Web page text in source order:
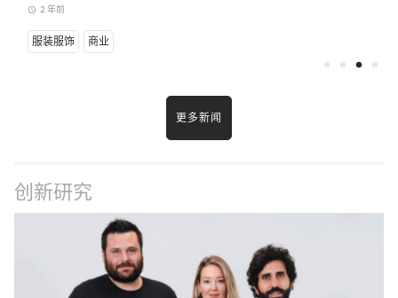
access_time 2 年前
服装服饰 商业
fiber_manual_record fiber_manual_record fiber_manual_record fiber_manual_record
更多新闻
创新研究